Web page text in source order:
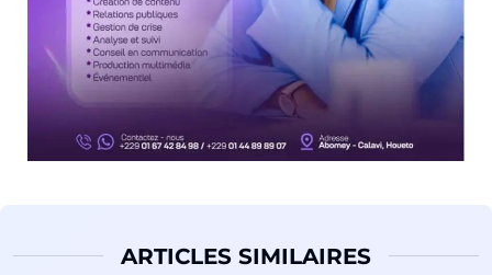
ARTICLES SIMILAIRES